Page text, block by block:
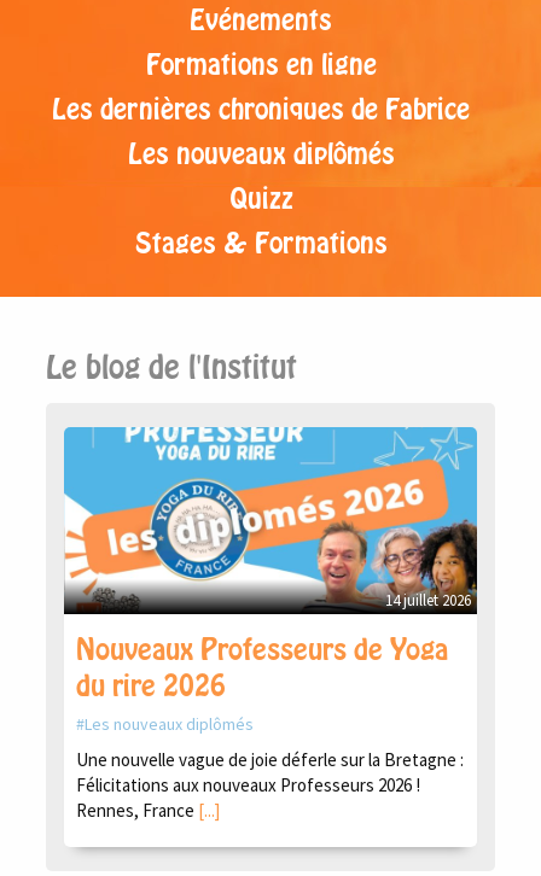
Evénements
Formations en ligne
Les dernières chroniques de Fabrice
Les nouveaux diplômés
Quizz
Stages & Formations
Le blog de l'Institut
14 juillet 2026
Nouveaux Professeurs de Yoga
du rire 2026
Les nouveaux diplômés
Une nouvelle vague de joie déferle sur la Bretagne :
Félicitations aux nouveaux Professeurs 2026 !
Rennes, France [...]